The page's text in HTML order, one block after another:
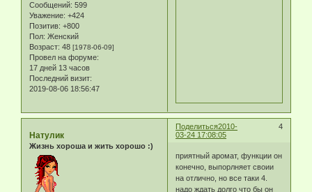
Сообщений: 599
Уважение: +424
Позитив: +800
Пол: Женский
Возраст: 48 [1978-06-09]
Провел на форуме:
17 дней 13 часов
Последний визит:
2019-08-06 18:56:47
Поделиться 4
2010-
03-24 17:08:05
Натулик
Жизнь хороша и жить хорошо :)
приятный аромат, функции он
конечно, выпорлняет своии
на отлично, но все таки 4.
надо ждать долго что бы он